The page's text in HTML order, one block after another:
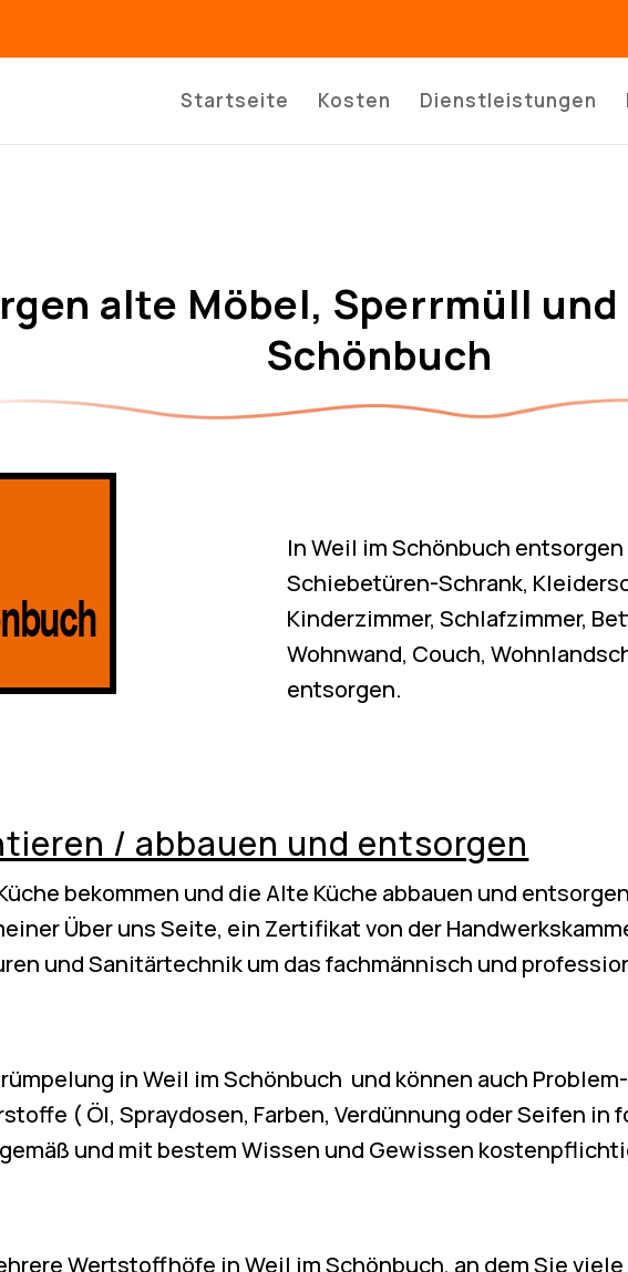
Startseite Kosten Dienstleistungen
alte Möbel, Sperrmüll und
Schönbuch
In Weil im Schönbuch
Schiebetüren-Schrank,
Kinderzimmer, Schlafzimmer,
Wohnwand, Couch,
entsorgen.
/ abbauen und entsorgen
bekommen und die Alte Küche abbauen und
Über uns Seite, ein Zertifikat von der
und Sanitärtechnik um das fachmännisch und
in Weil im Schönbuch und können auch
( Öl, Spraydosen, Farben, Verdünnung oder Seifen
und mit bestem Wissen und Gewissen
Wertstoffhöfe in Weil im Schönbuch, an dem Sie